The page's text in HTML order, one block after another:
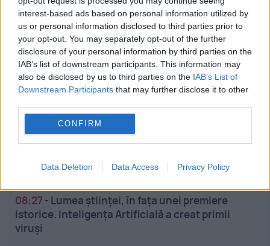
interest-based ads based on personal information utilized by
us or personal information disclosed to third parties prior to
your opt-out. You may separately opt-out of the further
disclosure of your personal information by third parties on the
IAB’s list of downstream participants. This information may
also be disclosed by us to third parties on the IAB’s List of
Downstream Participants that may further disclose it to other
CONFIRM
Data Deletion Data Access Privacy Policy
08:58-Ardei copți la borcan pentru iarnă.
Secretul marinadei care le păstrează aroma
08:50-Decizia luată de SUA schimbă din nou
războiul din Ucraina. Efectele se văd deja în Rusia
08:43-Evoluția lui pește prăjit: de la Topor la
profesorul de „finanțe comportamentale”
Hidroelectrica, forțat de Ilie Bolojan
08:27 - Lumea științei, în fața unei premiere
istorice. Inteligența Artificială a creat primii
viruși